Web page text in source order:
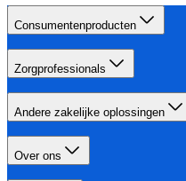
Consumentenproducten
Zorgprofessionals
Andere zakelijke oplossingen
Over ons